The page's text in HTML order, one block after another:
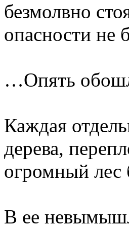
безмолвно
опасности не
…Опять
Каждая
дерева,
огромный лес
В ее